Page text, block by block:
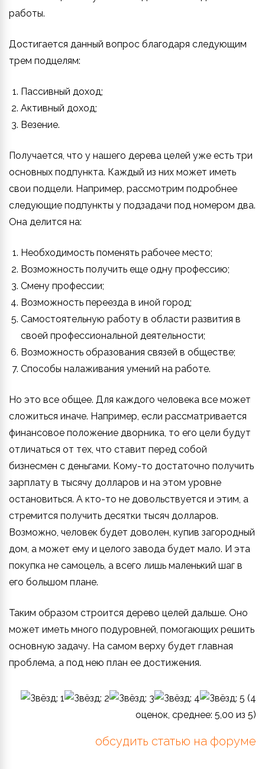
работы.
Достигается данный вопрос благодаря следующим
трем подцелям:
Пассивный доход;
Активный доход;
Везение.
Получается, что у нашего дерева целей уже есть три
основных подпункта. Каждый из них может иметь
свои подцели. Например, рассмотрим подробнее
следующие подпункты у подзадачи под номером два.
Она делится на:
Необходимость поменять рабочее место;
Возможность получить еще одну профессию;
Смену профессии;
Возможность переезда в иной город;
Самостоятельную работу в области развития в
своей профессиональной деятельности;
Возможность образования связей в обществе;
Способы налаживания умений на работе.
Но это все общее. Для каждого человека все может
сложиться иначе. Например, если рассматривается
финансовое положение дворника, то его цели будут
отличаться от тех, что ставит перед собой
бизнесмен с деньгами. Кому-то достаточно получить
зарплату в тысячу долларов и на этом уровне
остановиться. А кто-то не довольствуется и этим, а
стремится получить десятки тысяч долларов.
Возможно, человек будет доволен, купив загородный
дом, а может ему и целого завода будет мало. И эта
покупка не самоцель, а всего лишь маленький шаг в
его большом плане.
Таким образом строится дерево целей дальше. Оно
может иметь много подуровней, помогающих решить
основную задачу. На самом верху будет главная
проблема, а под нею план ее достижения.
(4
оценок, среднее: 5,00 из 5)
обсудить статью на форуме